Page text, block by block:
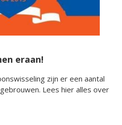
eraan!
zijn er een aantal
Lees hier alles over